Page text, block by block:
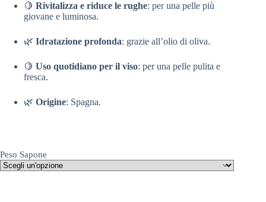
🍋 Rivitalizza e riduce le rughe: per una pelle più
giovane e luminosa.
🌿 Idratazione profonda: grazie all’olio di oliva.
🍋 Uso quotidiano per il viso: per una pelle pulita e
fresca.
🌿 Origine: Spagna.
Peso Sapone